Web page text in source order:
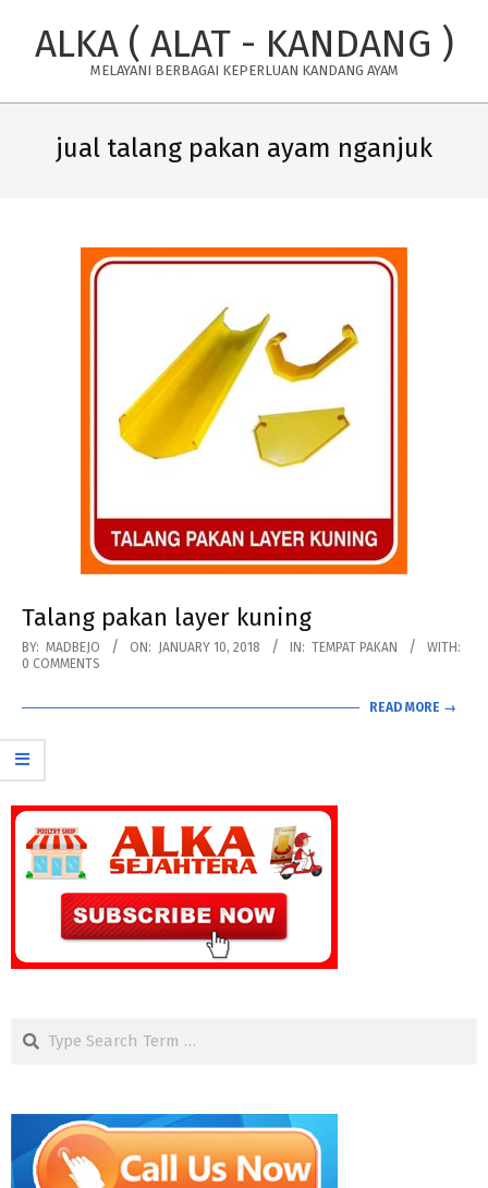
ALKA ( ALAT - KANDANG )
MELAYANI BERBAGAI KEPERLUAN KANDANG AYAM
Navigationjual talang pakan ayam nganjuk
Talang pakan layer kuning
2018-
01-
BY: MADBEJO ON: JANUARY 10, 2018 IN: TEMPAT PAKAN
WITH:
0 COMMENTS
READ MORE →
Search